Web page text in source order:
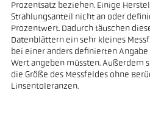
Prozentsatz beziehen. Einige
Strahlungsanteil nicht an oder
Prozentwert. Dadurch täuschen
Datenblättern ein sehr kleines
bei einer anders definierten
Wert angeben müssten. Außerdem
die Größe des Messfeldes ohne
Linsentoleranzen.